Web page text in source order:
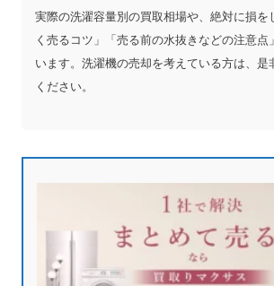
実際の洗濯容量別の買取相場や、絶対に損を
く売るコツ」「売る前の水抜きなどの注意点
います。洗濯機の売却を考えている方は、是
ください。